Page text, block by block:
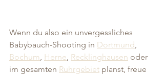
Wenn du also ein unvergessliches
Babybauch-Shooting in Dortmund,
Bochum, Herne, Recklinghausen oder
im gesamten Ruhrgebiet planst, freue